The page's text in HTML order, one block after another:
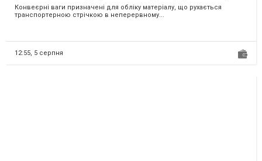
Конвеєрні ваги призначені для обліку матеріалу, що рухається
транспортерною стрічкою в неперервному...
12:55, 5 серпня